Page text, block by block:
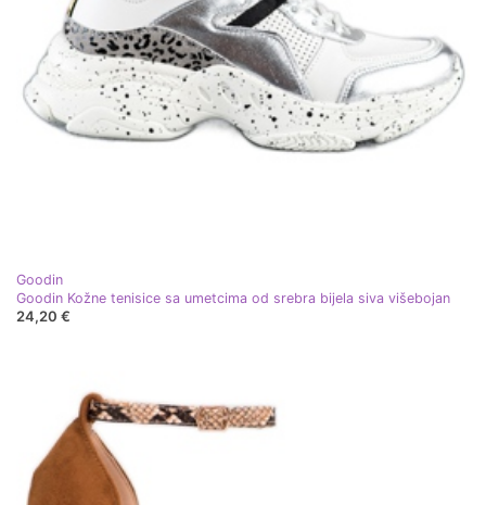
Goodin
Goodin Kožne tenisice sa umetcima od srebra bijela siva višebojan
24,20 €